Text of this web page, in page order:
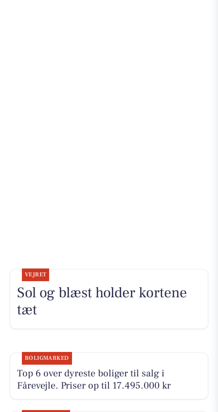
VEJRET
Sol og blæst holder kortene
tæt
BOLIGMARKED
Top 6 over dyreste boliger til salg i
Fårevejle. Priser op til 17.495.000 kr